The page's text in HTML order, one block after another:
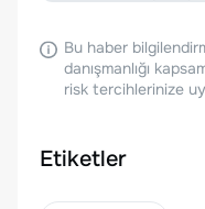
Bu haber
danışmanlığı
risk tercihlerinize
Etiketler